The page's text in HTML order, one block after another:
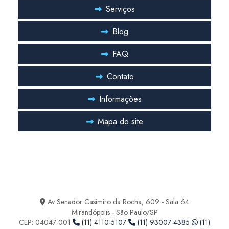
Pmoc plano de manutenção operação e controle de ar condicionado
Projeto de ar condicionado central
Serviços
Blog
FAQ
Contato
Informações
Mapa do site
Av Senador Casimiro da Rocha, 609 - Sala 64
Mirandópolis - São Paulo/SP
CEP: 04047-001
(11) 4110-5107 (11) 93007-4385
(11)